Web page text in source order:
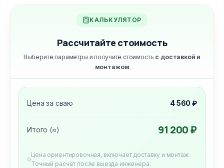
КАЛЬКУЛЯТОР
Рассчитайте стоимость
Выберите параметры и получите стоимость с доставкой и
монтажом
Цена за сваю 4 560 ₽
Итого (≈) 91 200 ₽
Цена ориентировочная, включает доставку и монтаж.
Точный расчёт после выезда инженера.